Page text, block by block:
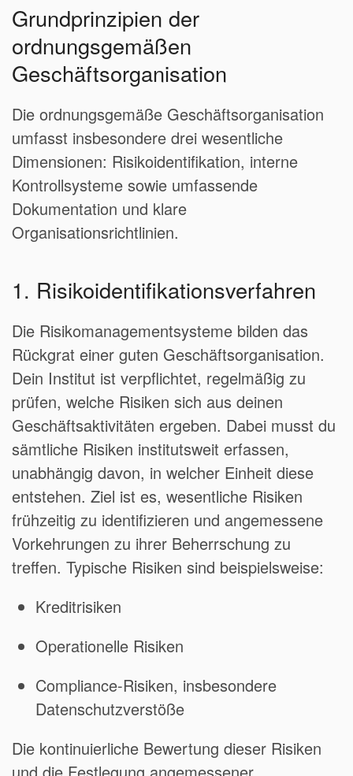
Grundprinzipien der
ordnungsgemäßen
Geschäftsorganisation
Die ordnungsgemäße Geschäftsorganisation
umfasst insbesondere drei wesentliche
Dimensionen: Risikoidentifikation, interne
Kontrollsysteme sowie umfassende
Dokumentation und klare
Organisationsrichtlinien.
1. Risikoidentifikationsverfahren
Die Risikomanagementsysteme bilden das
Rückgrat einer guten Geschäftsorganisation.
Dein Institut ist verpflichtet, regelmäßig zu
prüfen, welche Risiken sich aus deinen
Geschäftsaktivitäten ergeben. Dabei musst du
sämtliche Risiken institutsweit erfassen,
unabhängig davon, in welcher Einheit diese
entstehen. Ziel ist es, wesentliche Risiken
frühzeitig zu identifizieren und angemessene
Vorkehrungen zu ihrer Beherrschung zu
treffen. Typische Risiken sind beispielsweise:
Kreditrisiken
Operationelle Risiken
Compliance-Risiken, insbesondere
Datenschutzverstöße
Die kontinuierliche Bewertung dieser Risiken